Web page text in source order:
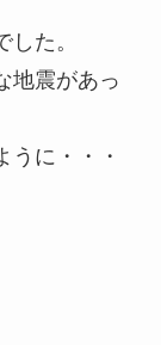
た。
地震があっ
うに・・・